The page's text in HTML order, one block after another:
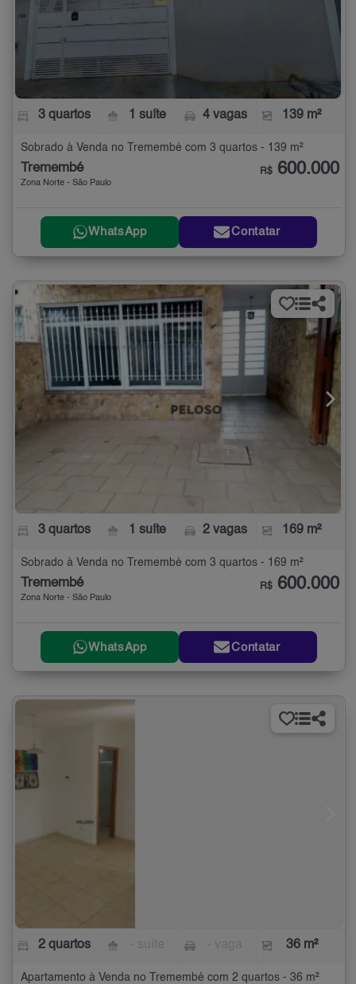
3 quartos 1 suíte 4 vagas 139 m²
Sobrado à Venda no Tremembé com 3 quartos - 139 m²
Tremembé
Zona Norte - São Paulo
R$ 600.000
WhatsApp Contatar
3 quartos 1 suíte 2 vagas 169 m²
Sobrado à Venda no Tremembé com 3 quartos - 169 m²
Tremembé
Zona Norte - São Paulo
R$ 600.000
WhatsApp Contatar
2 quartos 36 m²
Apartamento à Venda no Tremembé com 2 quartos - 36 m²